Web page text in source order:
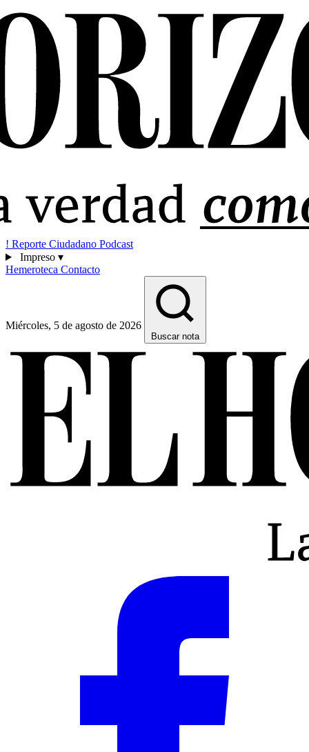
! Reporte Ciudadano Podcast
Impreso ▾
Hemeroteca Contacto
Miércoles, 5 de agosto de 2026
Buscar nota